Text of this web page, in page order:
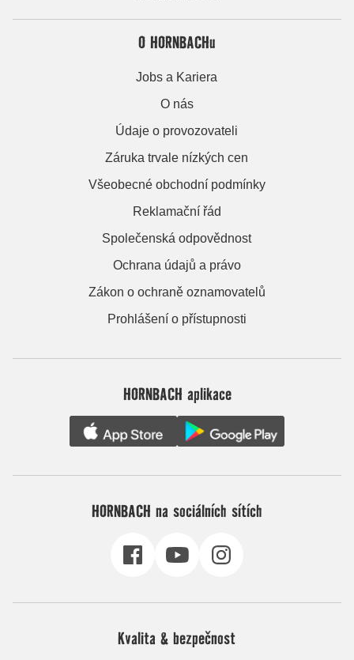
O HORNBACHu
Jobs a Kariera
O nás
Údaje o provozovateli
Záruka trvale nízkých cen
Všeobecné obchodní podmínky
Reklamační řád
Společenská odpovědnost
Ochrana údajů a právo
Zákon o ochraně oznamovatelů
Prohlášení o přístupnosti
HORNBACH aplikace
HORNBACH na sociálních sítích
Kvalita & bezpečnost